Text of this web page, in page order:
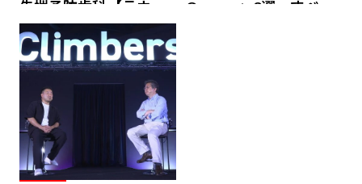
先端予防歯科【ラウン
ジ会員特典あり】
Owners」3選。すべて